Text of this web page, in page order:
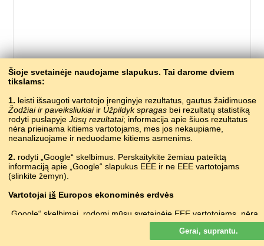
655 – grą̃žtas
ABCHAZŲ аҟлымҵә
ADIGŲ ?
AGULŲ ?
AIRIŲ druilire
ANGLŲ drill
ARMĖNŲ գայլիկոն
AUKŠTUTINIŲ SORBŲ njeboz
Šioje svetainėje naudojame slapukus. Tai darome dviem
tikslams:
1. leisti išsaugoti vartotojo įrenginyje rezultatus, gautus žaidimuose
Žodžiai ir paveiksliukiaiir Užpildyk spragas bei rezultatų statistiką
rodyti puslapyje Jūsų rezultatai; informacija apie šiuos rezultatus
nėra prieinama kitiems vartotojams, mes jos nekaupiame,
neanalizuojame ir neduodame kitiems asmenims.
2. rodyti „Google“ skelbimus. Perskaitykite žemiau pateiktą
informaciją apie „Google“ slapukus EEE ir ne EEE vartotojams
(slinkite žemyn).
Vartotojai iš Europos ekonominės erdvės
„Google“ skelbimai, rodomi mūsų svetainėje EEE vartotojams, nėra
suasmeninti. Nors šie skelbimai slapukų nenaudoja suasmeninimui,
bet jie juos naudoja, kad būtų galima riboti dažnumą, parengti
suvestines ataskaitas apie skelbimus ir kovoti su sukčiavimu ir
Gerai, suprantu.